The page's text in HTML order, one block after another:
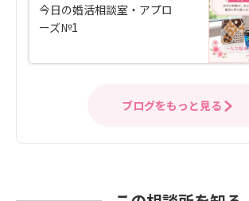
今日の婚活相談室・アプロ
ーズ№1
ブログをもっと見る